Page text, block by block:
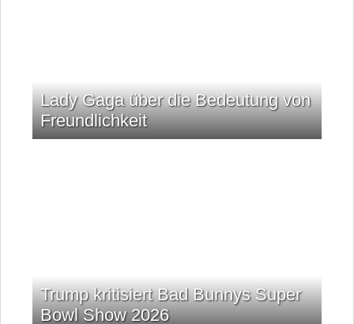
Lady Gaga über die Bedeutung von
Freundlichkeit
Trump kritisiert Bad Bunnys Super
Bowl Show 2026